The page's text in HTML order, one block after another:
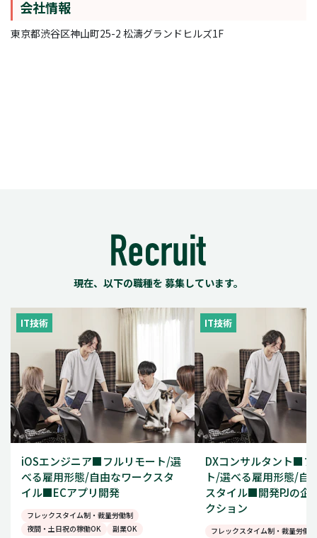
会社情報
東京都渋谷区神山町25-2 松濤グランドヒルズ1F
現在、以下の職種を 募集しています。
IT技術
iOSエンジニア■フルリモート/選
べる雇用形態/自由なワークスタ
イル■ECアプリ開発
フレックスタイム制・裁量労働制
夜間・土日祝の稼働OK
副業OK
IT技術
DXコンサルタント■フ
ト/選べる雇用形態/自
スタイル■開発PJの企
クション
フレックスタイム制・裁量労働制